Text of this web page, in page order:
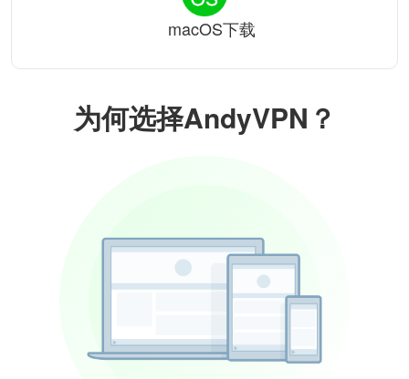
为何选择AndyVPN？
macOS下载